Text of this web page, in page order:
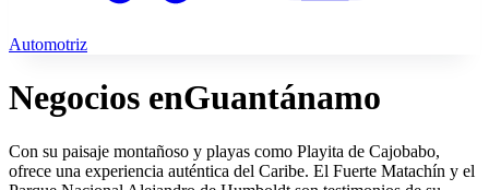
Automotriz
Negocios enGuantánamo
Con su paisaje montañoso y playas como Playita de Cajobabo,
ofrece una experiencia auténtica del Caribe. El Fuerte Matachín y el